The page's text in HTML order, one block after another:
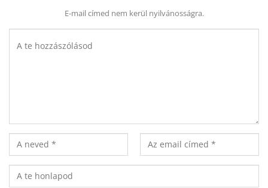
E-mail címed nem kerül nyilvánosságra.